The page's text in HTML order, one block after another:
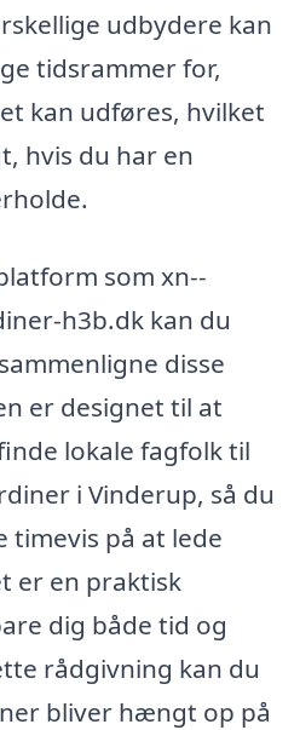
udbydere kan
tidsrammer for,
kan udføres, hvilket
hvis du har en
som xn--
h3b.dk kan du
disse
er designet til at
lokale fagfolk til
i Vinderup, så du
timevis på at lede
er en praktisk
dig både tid og
rådgivning kan du
bliver hængt op på